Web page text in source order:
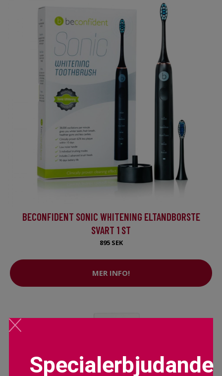
BECONFIDENT SONIC WHITENING ELTANDBORSTE
SVART 1 ST
895 SEK
MER INFO!
Specialerbjudande